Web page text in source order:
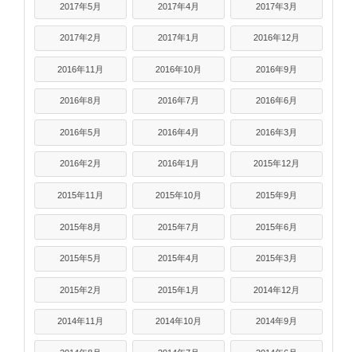
2017年5月 2017年4月 2017年3月
2017年2月 2017年1月 2016年12月
2016年11月 2016年10月 2016年9月
2016年8月 2016年7月 2016年6月
2016年5月 2016年4月 2016年3月
2016年2月 2016年1月 2015年12月
2015年11月 2015年10月 2015年9月
2015年8月 2015年7月 2015年6月
2015年5月 2015年4月 2015年3月
2015年2月 2015年1月 2014年12月
2014年11月 2014年10月 2014年9月